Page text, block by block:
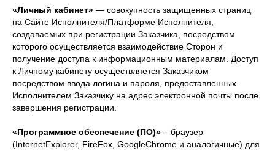
«Личный кабинет» — совокупность защищенных страниц
на Сайте Исполнителя/Платформе Исполнителя,
создаваемых при регистрации Заказчика, посредством
которого осуществляется взаимодействие Сторон и
получение доступа к информационным материалам. Доступ
к Личному кабинету осуществляется Заказчиком
посредством ввода логина и пароля, предоставленных
Исполнителем Заказчику на адрес электронной почты после
завершения регистрации.
«Программное обеспечение (ПО)» – браузер
(InternetExplorer, FireFox, GoogleChrome и аналогичные) для